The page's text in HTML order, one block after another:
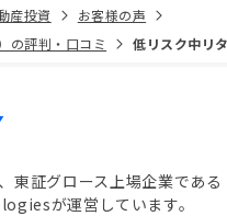
産投資
お客様の声
の評判・口コミ
低リスク中リ
東証グロース上場企業である
が運営しています。